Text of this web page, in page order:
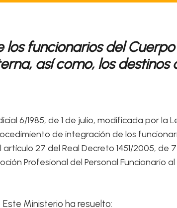
los funcionariosdel
así como,los destinos
6/1985, de 1 de julio, modificada por la
de integración de los
27 del Real Decreto 1451/2005,
Profesional del Personal Funcionario
Este Ministerio ha resuelto: